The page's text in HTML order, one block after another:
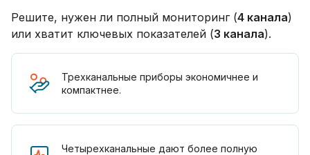
Решите, нужен ли полный мониторинг (4 канала)
или хватит ключевых показателей (3 канала).
Трехканальные приборы экономичнее и
компактнее.
Четырехканальные дают более полную